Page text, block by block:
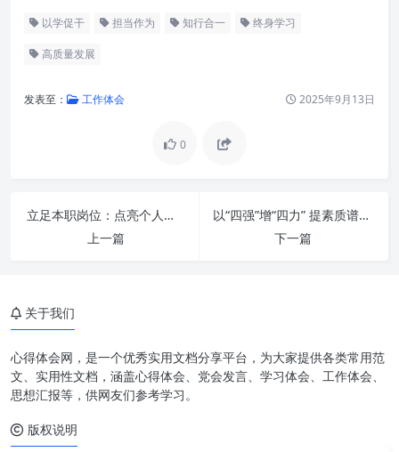
以学促干 担当作为 知行合一 终身学习
高质量发展
发表至： 工作体会 2025年9月13日
0
立足本职岗位：点亮个人价值，书写使命担当的辉煌篇章
上一篇
以“四强”增“四力” 提素质谱新篇：新时代高质量发展的核心密码
下一篇
为什么“以学促干”是时代发展的
的学习体系
如何做到“担当作为”？塑造积极
进取的行动力
关于我们
心得体会网，是一个优秀实用文档分享平台，为大家提供各类常用范
文、实用性文档，涵盖心得体会、党会发言、学习体会、工作体会、
思想汇报等，供网友们参考学习。
版权说明